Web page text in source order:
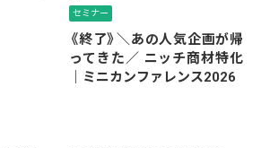
セミナー
《終了》＼あの人気企画が帰
ってきた／ ニッチ商材特化
｜ミニカンファレンス2026